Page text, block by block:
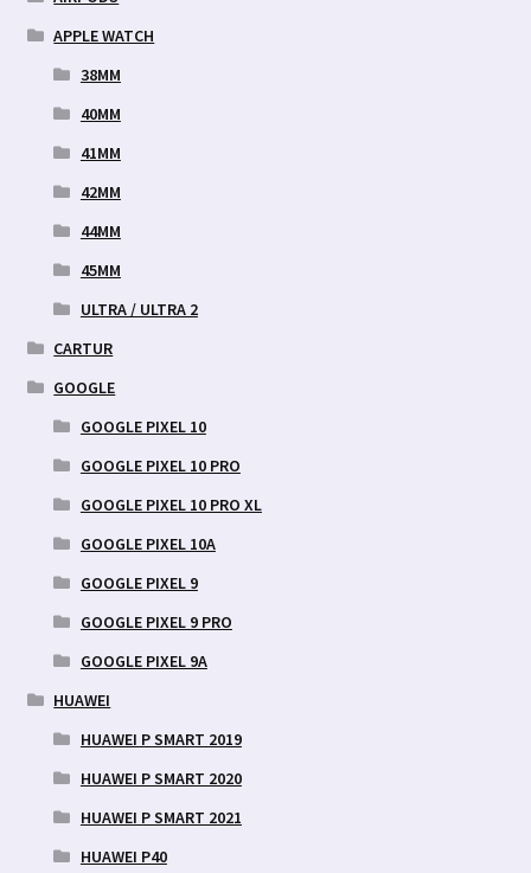
APPLE WATCH
38MM
40MM
41MM
42MM
44MM
45MM
ULTRA / ULTRA 2
CARTUR
GOOGLE
GOOGLE PIXEL 10
GOOGLE PIXEL 10 PRO
GOOGLE PIXEL 10 PRO XL
GOOGLE PIXEL 10A
GOOGLE PIXEL 9
GOOGLE PIXEL 9 PRO
GOOGLE PIXEL 9A
HUAWEI
HUAWEI P SMART 2019
HUAWEI P SMART 2020
HUAWEI P SMART 2021
HUAWEI P40